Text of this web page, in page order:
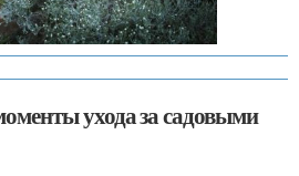
ухода за садовыми